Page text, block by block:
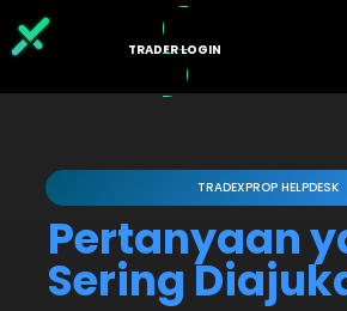
TRADER LOGIN
TRADEXPROP HELPDESK
Pertanyaan
Sering